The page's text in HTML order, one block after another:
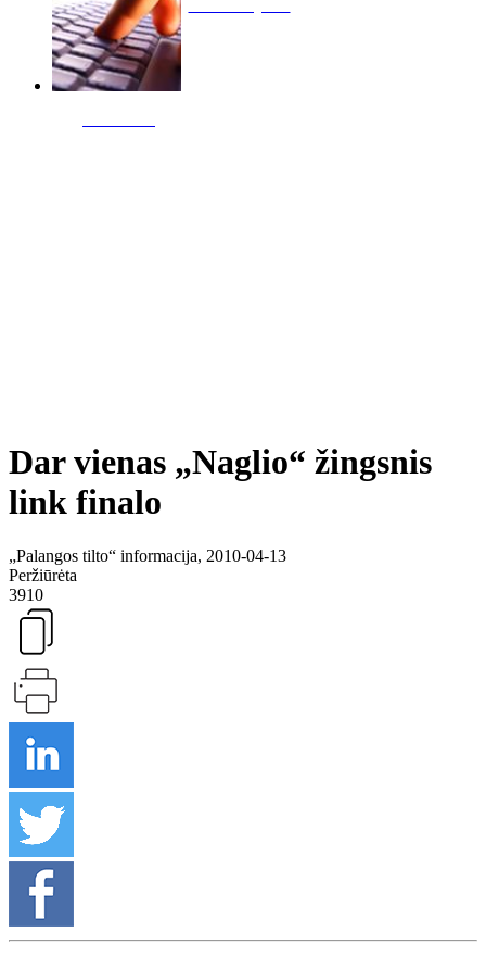
Dar vienas „Naglio“ žingsnis
link finalo
„Palangos tilto“ informacija, 2010-04-13
Peržiūrėta
3910